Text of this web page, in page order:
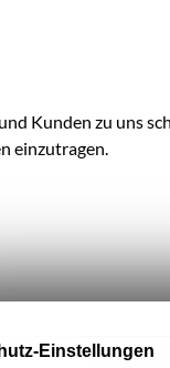
Kunden zu uns
einzutragen.
Einstellungen